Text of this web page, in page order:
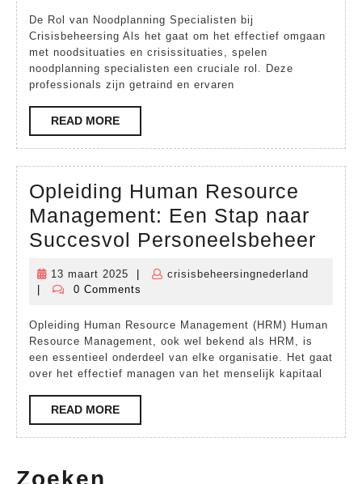
Noodplanning
Specialisten
bij
Crisisbeheersing
De Rol van Noodplanning Specialisten bij
Crisisbeheersing Als het gaat om het effectief omgaan
met noodsituaties en crisissituaties, spelen
noodplanning specialisten een cruciale rol. Deze
professionals zijn getraind en ervaren
READ MOREREAD
MORE
Opleiding Human Resource
Management: Een Stap naar
Succesvol Personeelsbeheer
Een
Stap
naar
13 maart 2025
13
maart
| crisisbeheersingnederland
| 0 Comments
Opleiding Human Resource Management (HRM) Human
Resource Management, ook wel bekend als HRM, is
een essentieel onderdeel van elke organisatie. Het gaat
over het effectief managen van het menselijk kapitaal
READ MOREREAD
MORE
Zoeken